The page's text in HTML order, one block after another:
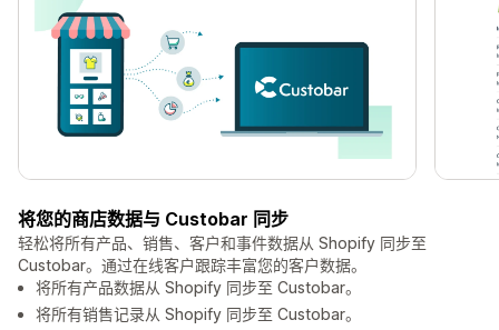
将您的商店数据与 Custobar 同步
轻松将所有产品、销售、客户和事件数据从 Shopify 同步至
Custobar。通过在线客户跟踪丰富您的客户数据。
将所有产品数据从 Shopify 同步至 Custobar。
将所有销售记录从 Shopify 同步至 Custobar。